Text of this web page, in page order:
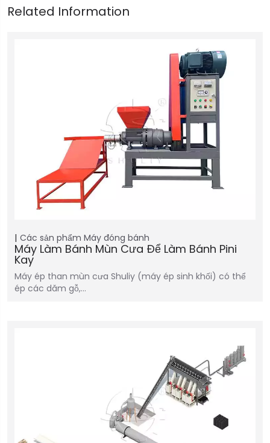
Các sản phẩm Máy đóng bánh
Máy Làm Bánh Mùn Cưa Để Làm Bánh Pini
Kay
Máy ép than mùn cưa Shuliy (máy ép sinh khối) có thể
ép các dăm gỗ,…